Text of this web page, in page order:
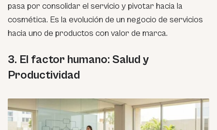
pasa por consolidar el servicio y pivotar hacia la
cosmética. Es la evolución de un negocio de servicios
hacia uno de productos con valor de marca.
3. El factor humano: Salud y
Productividad